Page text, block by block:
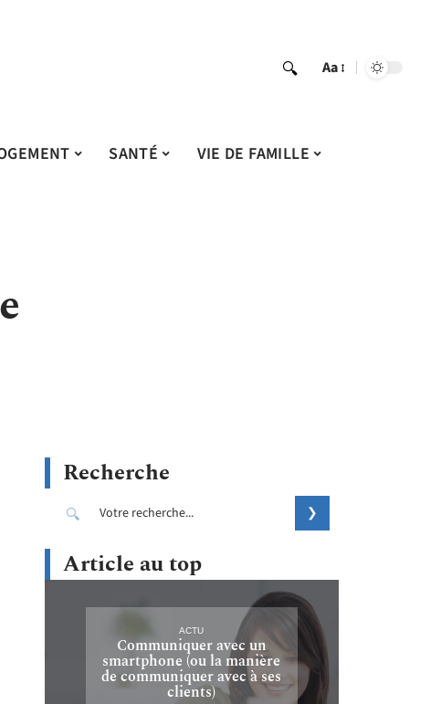
Aa
SANTÉ
VIE DE FAMILLE
Recherche
Article au top
ACTU
Communiquer avec un
smartphone (ou la manière
de communiquer avec à ses
clients)